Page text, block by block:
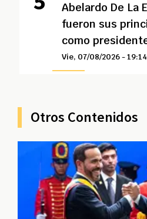
Abelardo De La
fueron sus
como
Vie, 07/08/2026 - 19:14
Otros Contenidos